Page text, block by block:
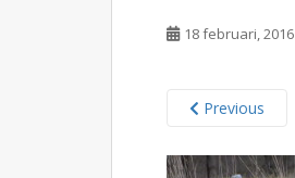
18 februari, 2016
Previous